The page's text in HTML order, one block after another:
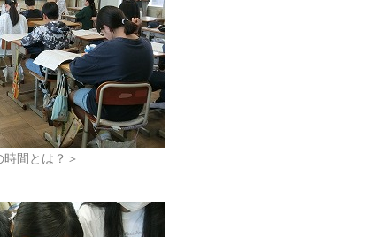
時間とは？＞